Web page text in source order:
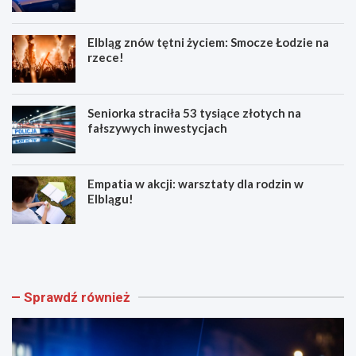
Elbląg znów tętni życiem: Smocze Łodzie na
rzece!
Seniorka straciła 53 tysiące złotych na
fałszywych inwestycjach
Empatia w akcji: warsztaty dla rodzin w
Elblągu!
Z
i
w
E
g
ó
Sprawdź również